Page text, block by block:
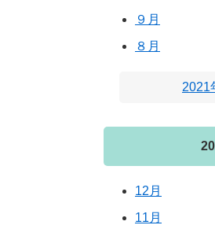
９月
８月
2021
12月
11月